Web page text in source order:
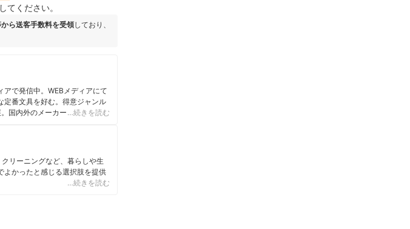
てください。
ら送客手数料を受領しており、
で発信中。WEBメディアにて
定番文具を好む。得意ジャンル
国内外のメーカーが集う日本
…続きを読む
リーニングなど、暮らしや生
よかったと感じる選択肢を提供
…続きを読む